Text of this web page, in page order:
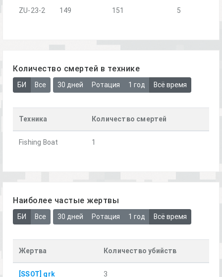
ZU-23-2 149 151 5
Количество смертей в технике
БИ Все 30 дней Ротация 1 год Всё время
Техника Количество смертей
Fishing Boat 1
Наиболее частые жертвы
БИ Все 30 дней Ротация 1 год Всё время
Жертва Количество убийств
[SSOT] grk 3